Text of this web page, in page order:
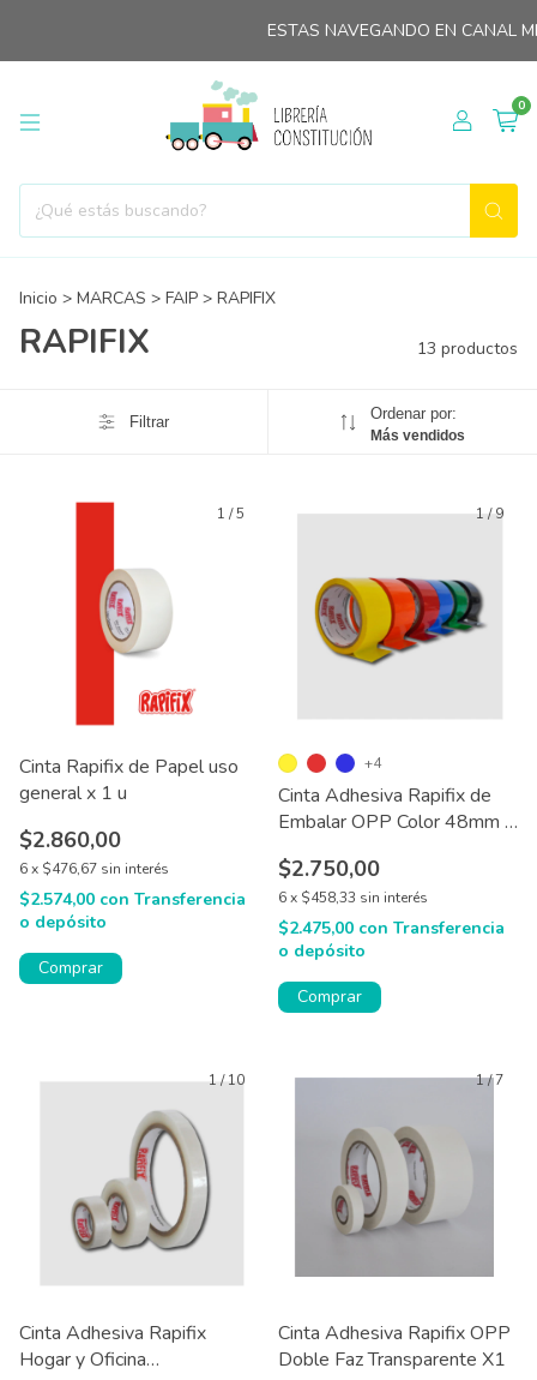
ESTAS NAVEGANDO EN CANAL
0
Inicio > MARCAS > FAIP > RAPIFIX
RAPIFIX 13 productos
Filtrar Ordenar por:
Más vendidos
1 /5
Cinta Rapifix de Papel uso
general x 1 u
$2.860,00
6x $476,67 sin interés
$2.574,00 con Transferencia
o depósito
Comprar
1/9
Cinta Adhesiva Rapifix de
Embalar OPP Color 48mm x
$2.750,00
6x $458,33 sin interés
$2.475,00 con Transferencia
o depósito
+4
Comprar
1/10
Cinta Adhesiva Rapifix
Hogar y Oficina
1/7
Cinta Adhesiva Rapifix OPP
Doble Faz Transparente X1